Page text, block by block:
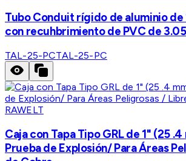
Tubo Conduit rígido de aluminio de
con recuhbrimiento de PVC de
TAL-25-PCTAL-25-PC
RAWELT
Caja con Tapa Tipo GRL de 1" (25
Prueba de Explosión/ Para Áreas